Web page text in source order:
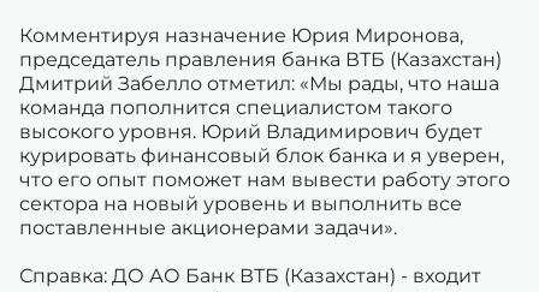
Комментируя назначение Юрия Миронова,
председатель правления банка ВТБ (Казахстан)
Дмитрий Забелло отметил: «Мы рады, что наша
команда пополнится специалистом такого
высокого уровня. Юрий Владимирович будет
курировать финансовый блок банка и я уверен,
что его опыт поможет нам вывести работу этого
сектора на новый уровень и выполнить все
поставленные акционерами задачи».
Справка: ДО АО Банк ВТБ (Казахстан) - входит